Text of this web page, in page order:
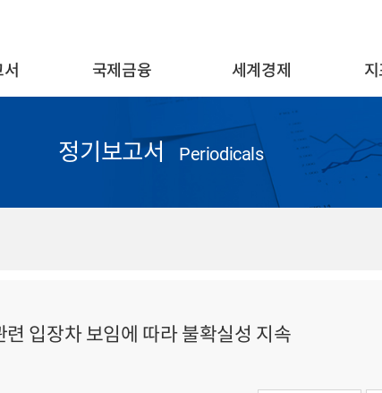
국제금융 세계경제
정기보고서 Periodicals
입장차 보임에 따라 불확실성 지속